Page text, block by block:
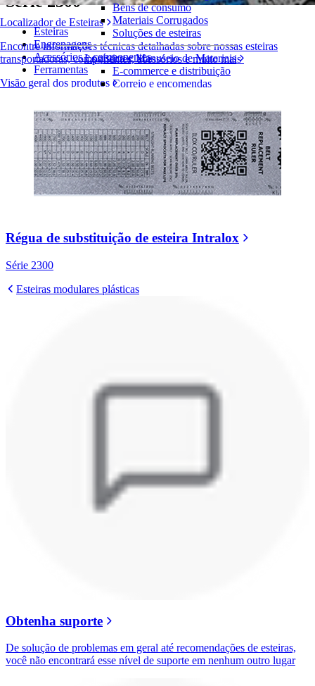
Localizador de Esteiras
Encontre informações técnicas detalhadas sobre nossas esteiras
transportadoras, componentes, acessórios e muito mais
Visão geral dos produtos
Bens de consumo
Materiais Corrugados
Soluções de esteiras
Logística e Manuseio de Materiais
E-commerce e distribuição
Correio e encomendas
Pneus
Automotivo
Baterias de VE
Industrial
Visão geral das indústrias
Esteiras
Engrenagens
Acessórios e componentes
Ferramentas
Régua de substituição de esteira Intralox
Série 2300
Esteiras modulares plásticas
Obtenha suporte
De solução de problemas em geral até recomendações de esteiras,
você não encontrará esse nível de suporte em nenhum outro lugar